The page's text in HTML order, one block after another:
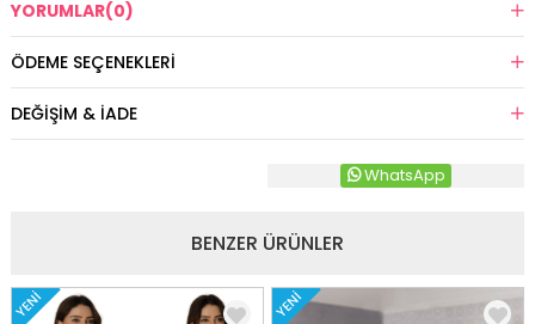
YORUMLAR(0)
ÖDEME SEÇENEKLERI
DEĞIŞIM & İADE
WhatsApp
BENZER ÜRÜNLER
YENI YENI